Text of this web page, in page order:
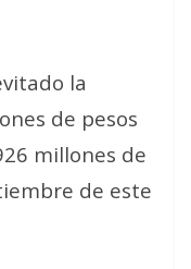
la
de pesos
millones de
de este